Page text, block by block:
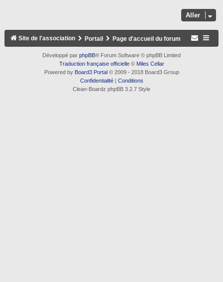
R
Aller
Site de l'association Portail Page d'accueil du forum
Développé par phpBB® Forum Software © phpBB Limited
Traduction française officielle© Miles Cellar
Powered by Board3 Portal © 2009 - 2018 Board3 Group
Confidentialité| Conditions
Clean-Boardz phpBB 3.2.7 Style